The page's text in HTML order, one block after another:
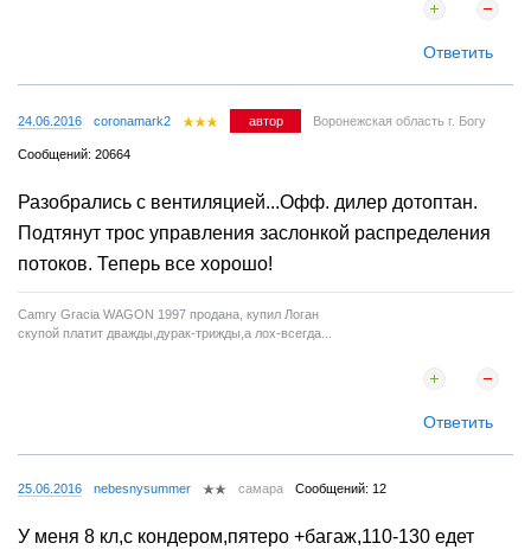
Ответить
24.06.2016 coronamark2 автор Воронежская область г. Богу
Сообщений: 20664
Разобрались с вентиляцией...Офф. дилер дотоптан.
Подтянут трос управления заслонкой распределения
потоков. Теперь все хорошо!
Camry Gracia WAGON 1997 продана, купил Логан
скупой платит дважды,дурак-трижды,а лох-всегда...
Ответить
25.06.2016 nebesnysummer самара Сообщений: 12
У меня 8 кл,с кондером,пятеро +багаж,110-130 едет